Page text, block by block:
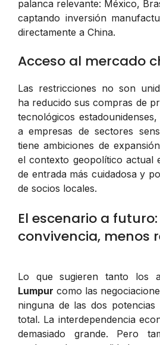
palanca relevante: México,
captando inversión
directamente a China.
Acceso al mercado
Las restricciones no son
ha reducido sus compras de
tecnológicos
a empresas de sectores
tiene ambiciones de
el contexto geopolítico actual
de entrada más cuidadosa y
de socios locales.
El escenario a
convivencia, menos
Lo que sugieren tanto los
Lumpur como las
ninguna de las dos
total. La interdependencia
demasiado grande. Pero